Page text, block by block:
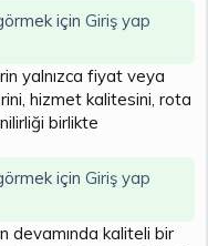
için Giriş yap
yalnızca fiyat veya
hizmet kalitesini, rota
birlikte
için Giriş yap
devamında kaliteli bir